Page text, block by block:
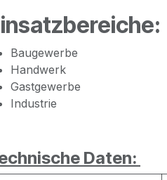
Baugewerbe
Handwerk
Gastgewerbe
Industrie
Daten: